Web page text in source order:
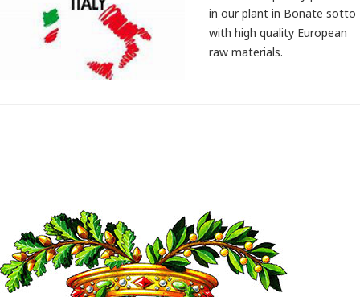
in our plant in Bonate sotto
with high quality European
raw materials.